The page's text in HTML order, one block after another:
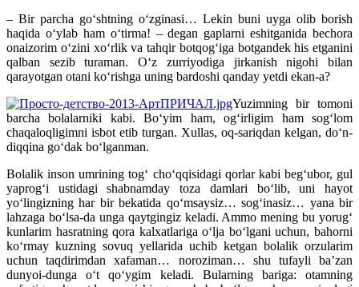
– Bir parcha go‘shtning o‘zginasi… Lekin buni uyga olib borish
haqida o‘ylab ham o‘tirma! – degan gap­larni eshitganida bechora
onaizorim o‘zini xo‘rlik va tahqir botqog‘iga botgandek his etganini
qalban sezib turaman. O‘z zurriyodiga jirkanish nigohi bilan
qarayotgan otani ko‘rishga uning bardoshi qanday yetdi ekan-a?
Yuzimning bir tomoni
barcha bolalarniki kabi. Bo‘yim ham, og‘irligim ham sog‘lom
chaqaloqligimni isbot etib turgan. Xullas, oq-sariqdan kelgan, do‘n­
diq­qina go‘dak bo‘lganman.
Bolalik inson umrining tog‘ cho‘qqisidagi qorlar kabi beg‘ubor, gul
yaprog‘i ustidagi shabnamday toza damlari bo‘lib, uni hayot
yo‘lingizning har bir bekatida qo‘msaysiz… sog‘inasiz… yana bir
lahzaga bo‘lsa-da unga qaytgingiz keladi. Ammo mening bu yorug‘
kunlarim hasratning qora kalxatlariga o‘lja bo‘lgani uchun, bahorni
ko‘rmay kuzning sovuq yellarida uchib ketgan bolalik orzularim
uchun taqdirimdan xafaman… noroziman… shu tufayli ba’zan
dunyoi-dunga o‘t qo‘ygim keladi. Bularning bariga: otamning